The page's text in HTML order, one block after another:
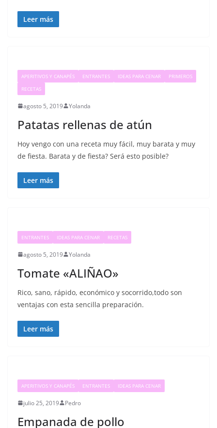
Leer más
APERITIVOS Y CANAPÉS ENTRANTES IDEAS PARA CENAR
PRIMEROS
RECETAS
agosto 5, 2019 Yolanda
Patatas rellenas de atún
Hoy vengo con una receta muy fácil, muy barata y muy
de fiesta. Barata y de fiesta? Será esto posible?
Leer más
ENTRANTES IDEAS PARA CENAR RECETAS
agosto 5, 2019 Yolanda
Tomate «ALIÑAO»
Rico, sano, rápido, económico y socorrido,todo son
ventajas con esta sencilla preparación.
Leer más
APERITIVOS Y CANAPÉS ENTRANTES IDEAS PARA CENAR
julio 25, 2019 Pedro
Empanada de pollo